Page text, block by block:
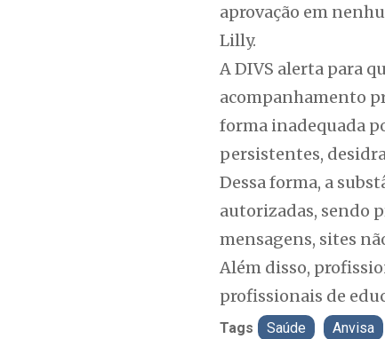
aprovação em
Lilly.
A DIVS alerta para
acompanhamento
forma inadequada
persistentes,
Dessa forma, a
autorizadas, sendo
mensagens, sites
Além disso,
profissionais de
Tags Saúde Anvisa